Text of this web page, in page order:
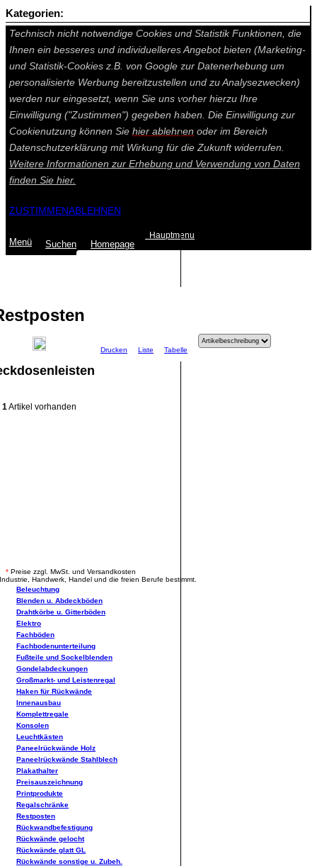
Auf dieser Seite werden technisch notwendige Cookies gesetzt.
Technisch nicht notwendige Cookies und Statistik Funktionen, die
Ihnen ein besseres und individuelleres Angebot bieten (Marketing-
und Statistik-Cookies z.B. von Google zur Datenerhebung um
personalisierte Werbung bereitzustellen und zu Analysezwecken)
werden nur eingesetzt, wenn Sie uns vorher hierzu Ihre
Einwilligung ("Zustimmen") gegeben haben. Die Einwilligung zur
Cookienutzung können Sie hier ablehnen oder im Bereich
Datenschutzerklärung mit Wirkung für die Zukunft widerrufen.
Weitere Informationen zur Erhebung und Verwendung von Daten
finden Sie hier.
ZUSTIMMENABLEHNEN
Menü Suchen Homepage
Hauptmenu
1Artikel vorhanden
Drucken Liste Tabelle
* Preise zzgl. MwSt. und Versandkosten
Handwerk, Handel und die freien Berufe bestimmt.
Kategorien:
Beleuchtung
Blenden u. Abdeckböden
Drahtkörbe u. Gitterböden
Elektro
Fachböden
Fachbodenunterteilung
Fußteile und Sockelblenden
Gondelabdeckungen
Großmarkt- und Leistenregal
Haken für Rückwände
Innenausbau
Komplettregale
Konsolen
Leuchtkästen
Paneelrückwände Holz
Paneelrückwände Stahlblech
Plakathalter
Preisauszeichnung
Printprodukte
Regalschränke
Restposten
Rückwandbefestigung
Rückwände gelocht
Rückwände glatt GL
Rückwände sonstige u. Zubeh.